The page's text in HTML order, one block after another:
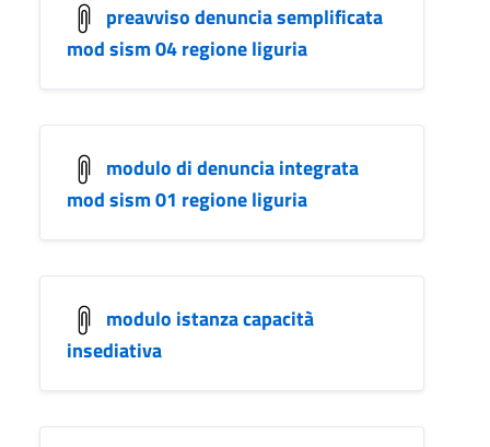
preavviso denuncia semplificata
mod sism 04 regione liguria
modulo di denuncia integrata
mod sism 01 regione liguria
modulo istanza capacità
insediativa